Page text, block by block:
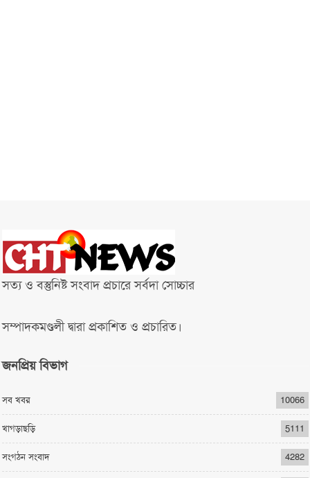
সত্য ও বস্তুনিষ্ট সংবাদ প্রচারে সর্বদা সোচ্চার
সম্পাদকমণ্ডলী দ্বারা প্রকাশিত ও প্রচারিত।
জনপ্রিয় বিভাগ
সব খবর 10066
খাগড়াছড়ি 5111
সংগঠন সংবাদ 4282